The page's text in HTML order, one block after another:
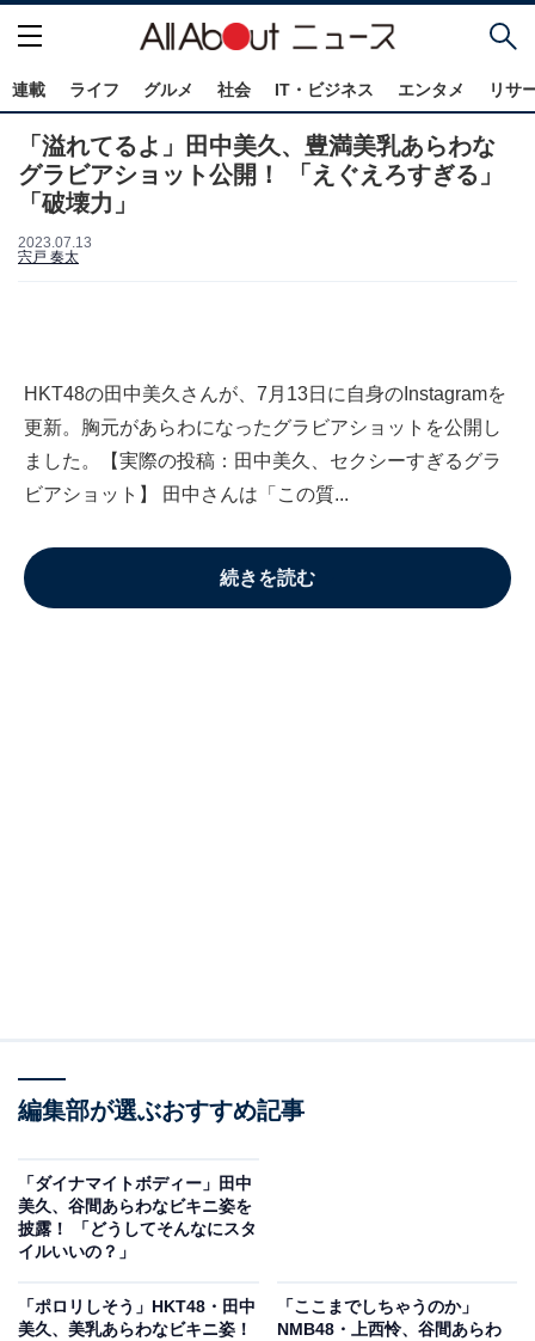
連載 ライフ グルメ 社会 IT・ビジネス エンタメ リサ
「溢れてるよ」田中美久、豊満美乳あらわな
グラビアショット公開！ 「えぐえろすぎる」
「破壊力」
2023.07.13
宍戸 奏太
HKT48の田中美久さんが、7月13日に自身のInstagramを
更新。胸元があらわになったグラビアショットを公開し
ました。【実際の投稿：田中美久、セクシーすぎるグラ
ビアショット】 田中さんは「この質...
続きを読む
編集部が選ぶおすすめ記事
「ダイナマイトボディー」田中
美久、谷間あらわなビキニ姿を
披露！ 「どうしてそんなにスタ
イルいいの？」
「ポロリしそう」HKT48・田中
美久、美乳あらわなビキニ姿！
「ここまでしちゃうのか」
NMB48・上西怜、谷間あらわ